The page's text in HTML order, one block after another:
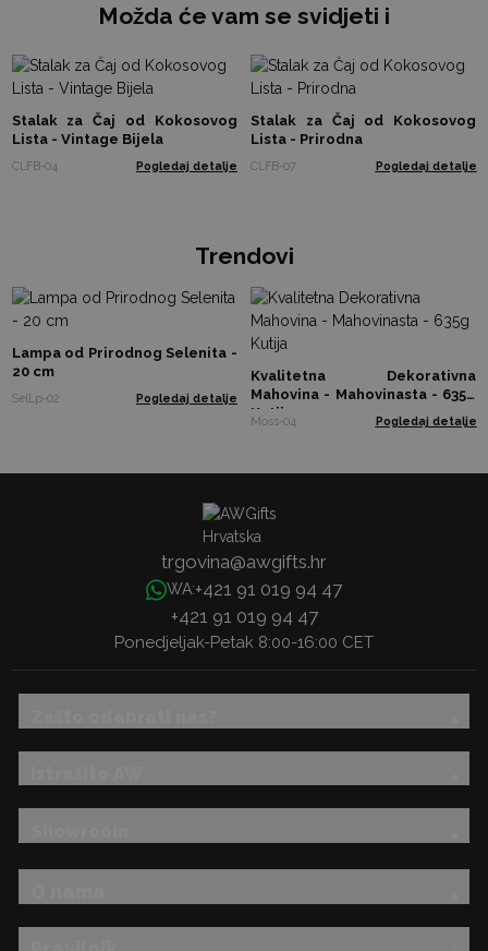
Možda će vam se svidjeti i
Stalak za Čaj od Kokosovog
Lista - Vintage Bijela
CLFB-04 Pogledaj detalje
Stalak za Čaj od Kokosovog
Lista - Prirodna
CLFB-07 Pogledaj detalje
Trendovi
Lampa od Prirodnog Selenita -
20 cm
SelLp-02 Pogledaj detalje
Kvalitetna Dekorativna
Mahovina - Mahovinasta - 635g
Kutija
Moss-04 Pogledaj detalje
trgovina@awgifts.hr
WA:+421 91 019 94 47
+421 91 019 94 47
Ponedjeljak-Petak 8:00-16:00 CET